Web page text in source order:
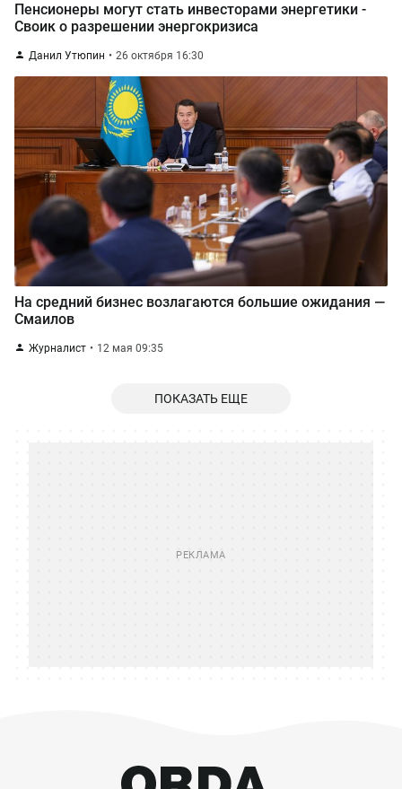
Пенсионеры могут стать инвесторами энергетики -
Своик о разрешении энергокризиса
Данил Утюпин 26 октября 16:30
На средний бизнес возлагаются большие ожидания —
Смаилов
Журналист 12 мая 09:35
ПОКАЗАТЬ ЕЩЕ